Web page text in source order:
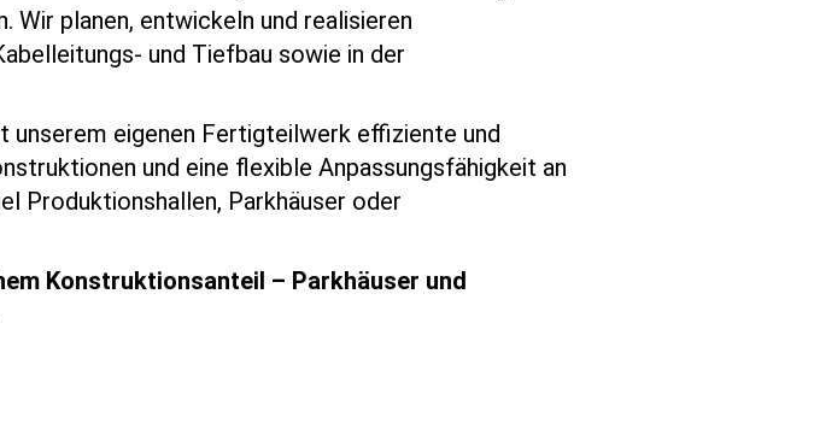
planen, entwickeln und realisieren
und Tiefbau sowie in der
unserem eigenen Fertigteilwerk effiziente und
und eine flexible Anpassungsfähigkeit an
Produktionshallen, Parkhäuser oder
Konstruktionsanteil – Parkhäuser und